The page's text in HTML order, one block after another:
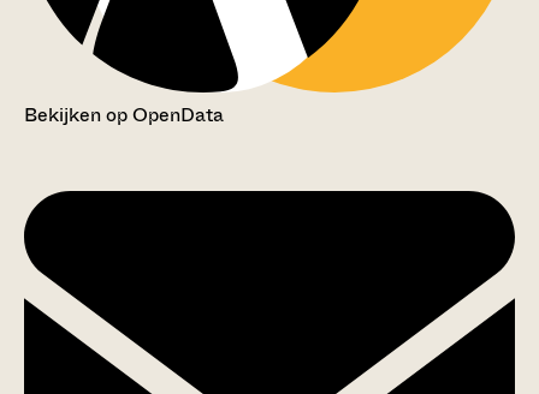
Bekijken op OpenData